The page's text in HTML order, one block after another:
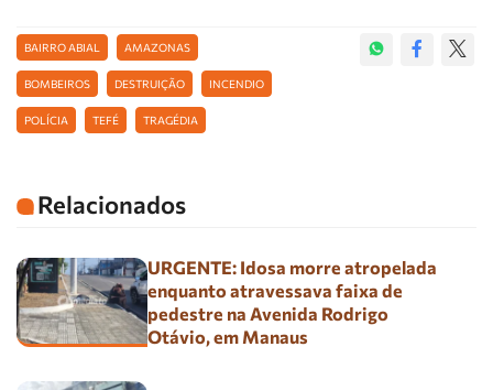
BAIRRO ABIAL AMAZONAS
BOMBEIROS DESTRUIÇÃO INCENDIO
POLÍCIA TEFÉ TRAGÉDIA
Relacionados
URGENTE: Idosa morre atropelada
enquanto atravessava faixa de
pedestre na Avenida Rodrigo
Otávio, em Manaus